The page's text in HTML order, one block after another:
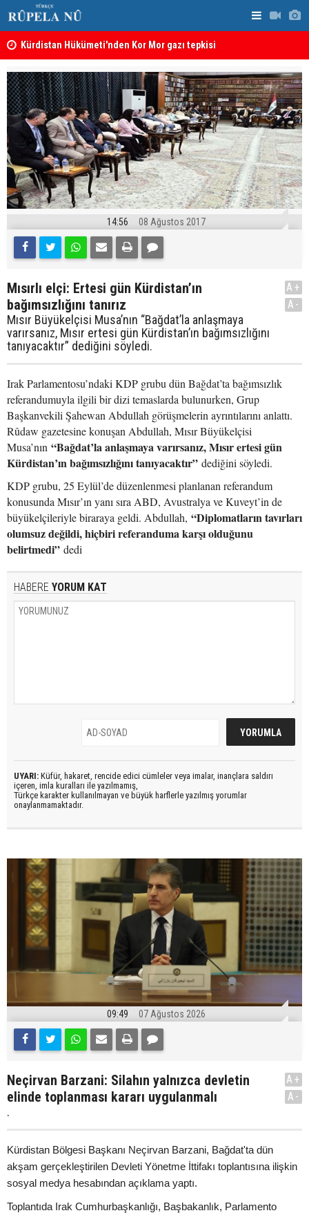
Kürdistan Hükümeti'nden Kor Mor gazı tepkisi
14:56 08 Ağustos 2017
Mısırlı elçi: Ertesi gün Kürdistan’ın
bağımsızlığını tanırız
Mısır Büyükelçisi Musa’nın “Bağdat’la anlaşmaya
varırsanız, Mısır ertesi gün Kürdistan’ın bağımsızlığını
tanıyacaktır” dediğini söyledi.
A+
A-
Irak Parlamentosu’ndaki KDP grubu dün Bağdat’ta bağımsızlık
referandumuyla ilgili bir dizi temaslarda bulunurken, Grup
Başkanvekili Şahewan Abdullah görüşmelerin ayrıntılarını anlattı.
Rûdaw gazetesine konuşan Abdullah, Mısır Büyükelçisi
Musa’nın “Bağdat’la anlaşmaya varırsanız, Mısır ertesi gün
Kürdistan’ın bağımsızlığını tanıyacaktır” dediğini söyledi.
KDP grubu, 25 Eylül’de düzenlenmesi planlanan referandum
konusunda Mısır’ın yanı sıra ABD, Avustralya ve Kuveyt’in de
büyükelçileriyle biraraya geldi. Abdullah, “Diplomatların tavırları
olumsuz değildi, hiçbiri referanduma karşı olduğunu
belirtmedi” dedi
HABERE YORUM KAT
UYARI: Küfür, hakaret, rencide edici cümleler veya imalar, inançlara saldırı
içeren, imla kuralları ile yazılmamış,
Türkçe karakter kullanılmayan ve büyük harflerle yazılmış yorumlar
onaylanmamaktadır.
09:49 07 Ağustos 2026
Neçirvan Barzani: Silahın yalnızca devletin
elinde toplanması kararı uygulanmalı
.
A+
A-
Kürdistan Bölgesi Başkanı Neçirvan Barzani, Bağdat'ta dün
akşam gerçekleştirilen Devleti Yönetme İttifakı toplantısına ilişkin
sosyal medya hesabından açıklama yaptı.
Toplantıda Irak Cumhurbaşkanlığı, Başbakanlık, Parlamento